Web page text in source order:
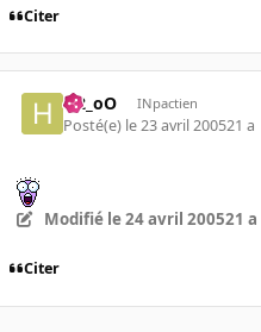
Citer
H2_oO INpactien
Posté(e) le 23 avril 200521 a
Modifié le 24 avril 200521 a
Citer